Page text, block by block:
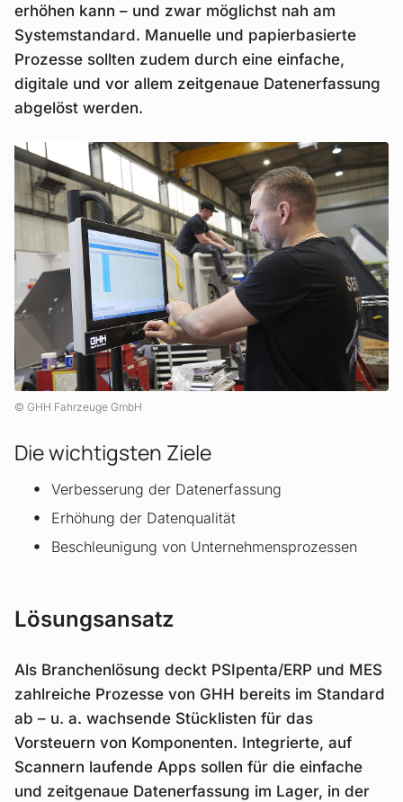
erhöhen kann – und zwar möglichst nah am
Systemstandard. Manuelle und papierbasierte
Prozesse sollten zudem durch eine einfache,
digitale und vor allem zeitgenaue Datenerfassung
abgelöst werden.
GHH Fahrzeuge GmbH
Die wichtigsten Ziele
Verbesserung der Datenerfassung
Erhöhung der Datenqualität
Beschleunigung von Unternehmensprozessen
Lösungsansatz
Als Branchenlösung deckt PSIpenta/ERP und MES
zahlreiche Prozesse von GHH bereits im Standard
ab – u. a. wachsende Stücklisten für das
Vorsteuern von Komponenten. Integrierte, auf
Scannern laufende Apps sollen für die einfache
und zeitgenaue Datenerfassung im Lager, in der